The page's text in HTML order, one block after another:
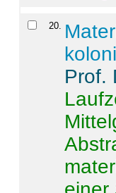
20
Prof.